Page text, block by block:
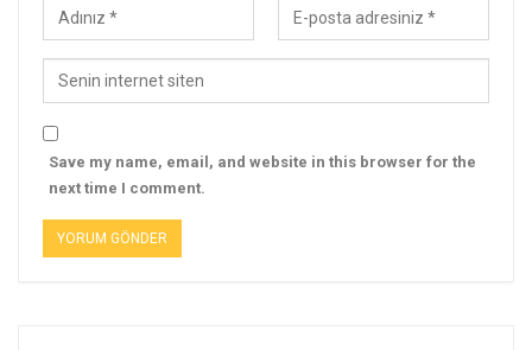
Save my name, email, and website in this browser for the
next time I comment.